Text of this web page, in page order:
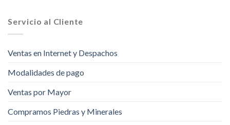
Servicio al Cliente
Ventas en Internet y Despachos
Modalidades de pago
Ventas por Mayor
Compramos Piedras y Minerales